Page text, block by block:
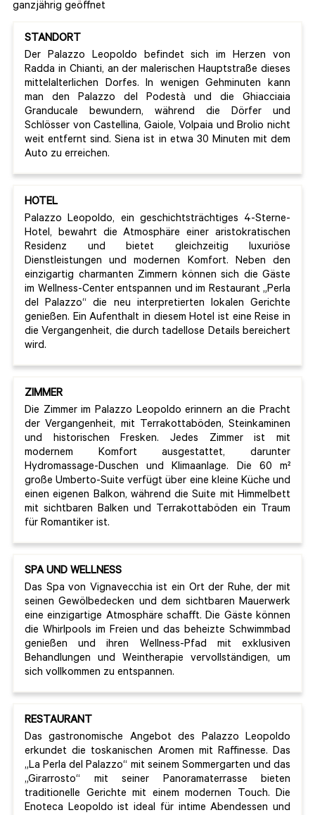
ganzjährig geöffnet
STANDORT
Der Palazzo Leopoldo befindet sich im Herzen von
Radda in Chianti, an der malerischen Hauptstraße dieses
mittelalterlichen Dorfes. In wenigen Gehminuten kann
man den Palazzo del Podestà und die Ghiacciaia
Granducale bewundern, während die Dörfer und
Schlösser von Castellina, Gaiole, Volpaia und Brolio nicht
weit entfernt sind. Siena ist in etwa 30 Minuten mit dem
Auto zu erreichen.
HOTEL
Palazzo Leopoldo, ein geschichtsträchtiges 4-Sterne-
Hotel, bewahrt die Atmosphäre einer aristokratischen
Residenz und bietet gleichzeitig luxuriöse
Dienstleistungen und modernen Komfort. Neben den
einzigartig charmanten Zimmern können sich die Gäste
im Wellness-Center entspannen und im Restaurant „Perla
del Palazzo“ die neu interpretierten lokalen Gerichte
genießen. Ein Aufenthalt in diesem Hotel ist eine Reise in
die Vergangenheit, die durch tadellose Details bereichert
wird.
ZIMMER
Die Zimmer im Palazzo Leopoldo erinnern an die Pracht
der Vergangenheit, mit Terrakottaböden, Steinkaminen
und historischen Fresken. Jedes Zimmer ist mit
modernem Komfort ausgestattet, darunter
Hydromassage-Duschen und Klimaanlage. Die 60 m²
große Umberto-Suite verfügt über eine kleine Küche und
einen eigenen Balkon, während die Suite mit Himmelbett
mit sichtbaren Balken und Terrakottaböden ein Traum
für Romantiker ist.
SPA UND WELLNESS
Das Spa von Vignavecchia ist ein Ort der Ruhe, der mit
seinen Gewölbedecken und dem sichtbaren Mauerwerk
eine einzigartige Atmosphäre schafft. Die Gäste können
die Whirlpools im Freien und das beheizte Schwimmbad
genießen und ihren Wellness-Pfad mit exklusiven
Behandlungen und Weintherapie vervollständigen, um
sich vollkommen zu entspannen.
RESTAURANT
Das gastronomische Angebot des Palazzo Leopoldo
erkundet die toskanischen Aromen mit Raffinesse. Das
„La Perla del Palazzo“ mit seinem Sommergarten und das
„Girarrosto“ mit seiner Panoramaterrasse bieten
traditionelle Gerichte mit einem modernen Touch. Die
Enoteca Leopoldo ist ideal für intime Abendessen und